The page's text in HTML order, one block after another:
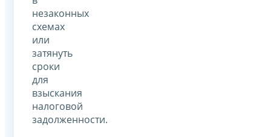
незаконных
схемах
или
затянуть
сроки
для
взыскания
налоговой
задолженности.